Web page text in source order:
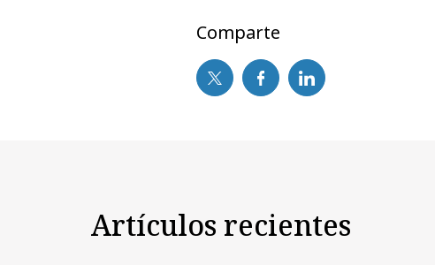
Comparte
Artículos recientes